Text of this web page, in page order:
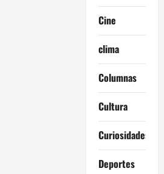
Cine
clima
Columnas
Cultura
Curiosidades
Deportes